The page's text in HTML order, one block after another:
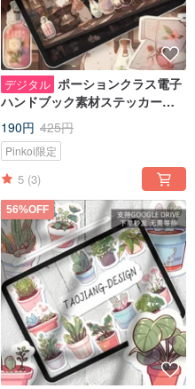
デジタル ポーションクラス電子
ハンドブック素材ステッカー
notability/goodnotes IPADノー
トハンドブック
190円 425円
Pinkoi限定
5 (3)
56%OFF